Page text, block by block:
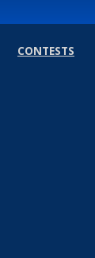
CONTESTS